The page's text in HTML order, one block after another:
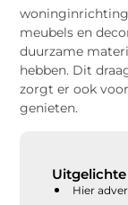
meubels en
duurzame
hebben. Dit
zorgt er ook
genieten.
Hier